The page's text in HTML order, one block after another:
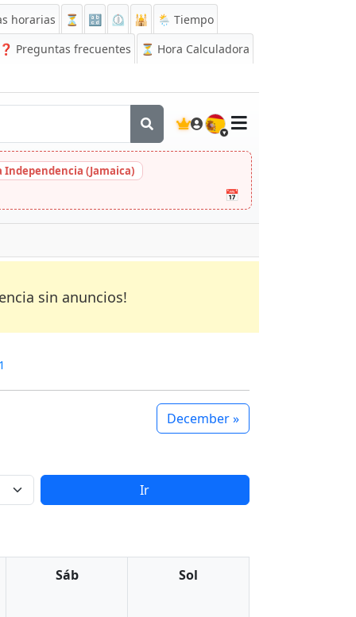
horarias ⏳ 🔡 ⏲️ 🕌
🌦️ Tiempo
❓ Preguntas frecuentes ⏳ Hora Calculadora
🇪🇸
Independencia (Jamaica)
📅
sin anuncios!
December »
Ir
Sáb Sol